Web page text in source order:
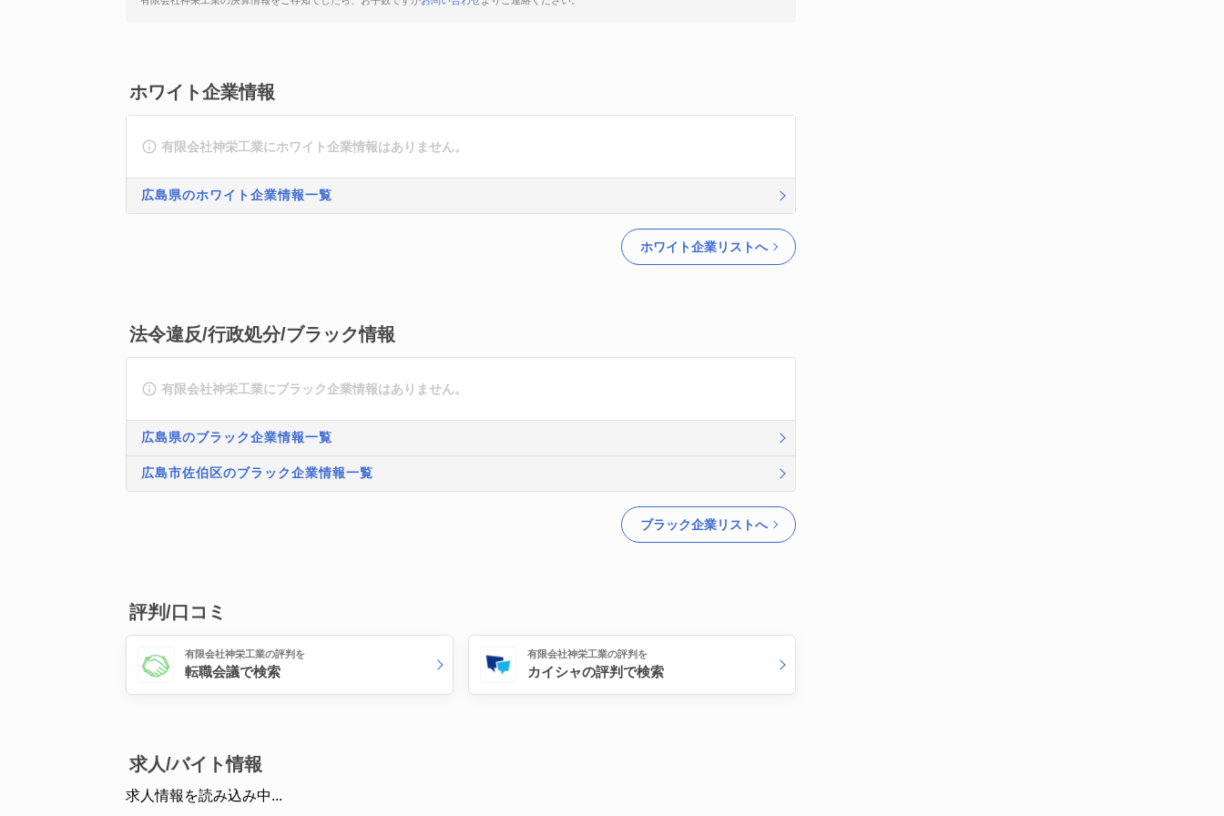
ホワイト企業情報
有限会社神栄工業にホワイト企業情報はありません。
広島県のホワイト企業情報一覧
ホワイト企業リストへ
法令違反/行政処分/ブラック情報
有限会社神栄工業にブラック企業情報はありません。
広島県のブラック企業情報一覧
広島市佐伯区のブラック企業情報一覧
ブラック企業リストへ
評判/口コミ
有限会社神栄工業の評判を
転職会議で検索
有限会社神栄工業の評判を
カイシャの評判で検索
求人/バイト情報
求人情報を読み込み中...